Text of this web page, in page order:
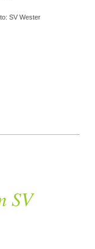
SV Wester
SV